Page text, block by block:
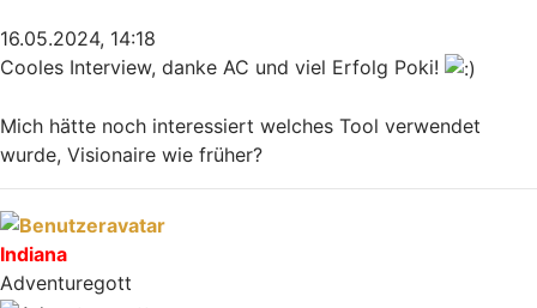
16.05.2024, 14:18
Cooles Interview, danke AC und viel Erfolg Poki!
Mich hätte noch interessiert welches Tool verwendet
wurde, Visionaire wie früher?
Nach oben
Indiana
Adventuregott